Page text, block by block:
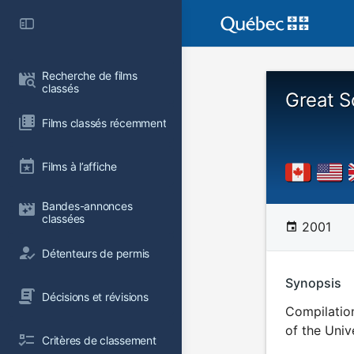
Recherche de films
classés
Films classés récemment
Films à l’affiche
Bandes-annonces
classées
Détenteurs de permis
Décisions et révisions
Critères de classement
Great
2001
Synopsis
of the